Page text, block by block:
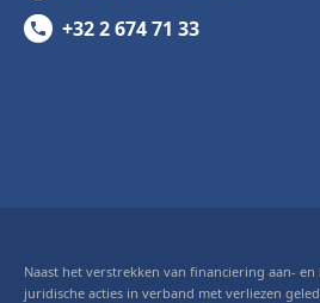
+32 2 674 71 33
Naast het verstrekken van financiering aan-
juridische acties in verband met verliezen